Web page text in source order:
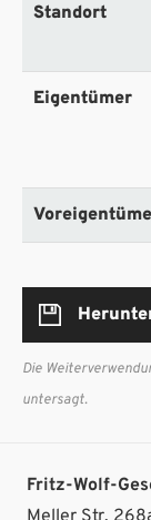
Standort
Eigentümer
Die
untersagt.
Fritz-Wolf-